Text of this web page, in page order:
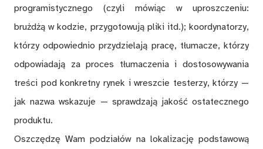
programistycznego (czyli mówiąc w uproszczeniu:
brużdżą w kodzie, przygotowują pliki itd.); koordynatorzy,
którzy odpowiednio przydzielają pracę, tłumacze, którzy
odpowiadają za proces tłumaczenia i dostosowywania
treści pod konkretny rynek i wreszcie testerzy, którzy —
jak nazwa wskazuje — sprawdzają jakość ostatecznego
produktu.
Oszczędzę Wam podziałów na lokalizację podstawową